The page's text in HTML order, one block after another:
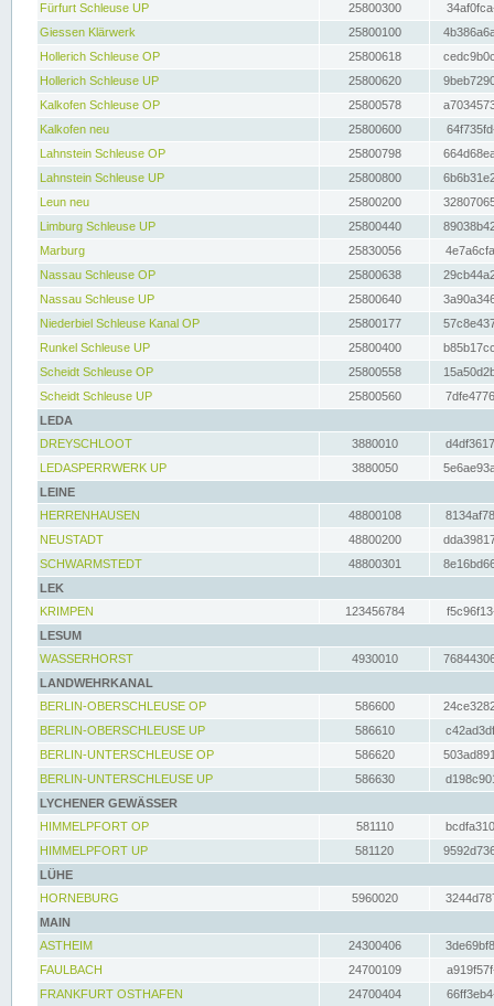
Fürfurt Schleuse UP
25800300
Giessen Klärwerk
25800100
Hollerich Schleuse OP
25800618
Hollerich Schleuse UP
25800620
Kalkofen Schleuse OP
25800578
Kalkofen neu
25800600
Lahnstein Schleuse OP
25800798
Lahnstein Schleuse UP
25800800
Leun neu
25800200
Limburg Schleuse UP
25800440
Marburg
25830056
Nassau Schleuse OP
25800638
Nassau Schleuse UP
25800640
Niederbiel Schleuse Kanal OP
25800177
Runkel Schleuse UP
25800400
Scheidt Schleuse OP
25800558
Scheidt Schleuse UP
25800560
LEDA
DREYSCHLOOT
3880010
LEDASPERRWERK UP
3880050
LEINE
HERRENHAUSEN
48800108
NEUSTADT
48800200
SCHWARMSTEDT
48800301
LEK
KRIMPEN
123456784
LESUM
WASSERHORST
4930010
LANDWEHRKANAL
BERLIN-OBERSCHLEUSE OP
586600
BERLIN-OBERSCHLEUSE UP
586610
BERLIN-UNTERSCHLEUSE OP
586620
BERLIN-UNTERSCHLEUSE UP
586630
LYCHENER GEWÄSSER
HIMMELPFORT OP
581110
HIMMELPFORT UP
581120
LÜHE
HORNEBURG
5960020
MAIN
ASTHEIM
24300406
FAULBACH
24700109
FRANKFURT OSTHAFEN
24700404